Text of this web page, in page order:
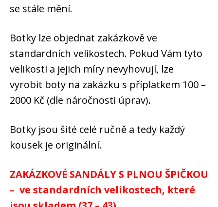
se stále mění.
Botky lze objednat zakázkově ve
standardních velikostech. Pokud Vám tyto
velikosti a jejich míry nevyhovují, lze
vyrobit boty na zakázku s příplatkem 100 –
2000 Kč (dle náročnosti úprav).
Botky jsou šité celé ručně a tedy každý
kousek je originální.
ZAKÁZKOVÉ SANDÁLY S PLNOU ŠPIČKOU
– ve standardních velikostech, které